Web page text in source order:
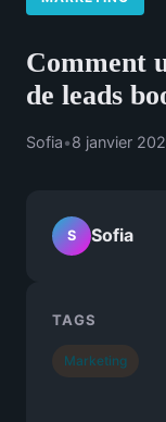
Comment
de leads
Sofia•8 janvier
S Sofia
TAGS
Marketing